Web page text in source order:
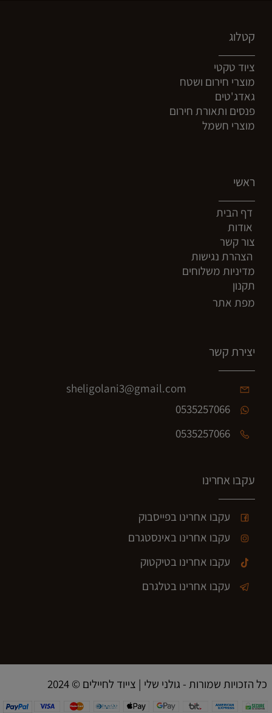
קטלוג
ציוד טקטי
מוצרי חירום ושטח
גאדג'טים
פנסים ותאורת חירום
מוצרי חשמל
ראשי
דף הבית
אודות
צור קשר
הצהרת נגישות
מדיניות משלוחים
תקנון
מפת אתר
יצירת קשר
sheligolani3@gmail.com
0535257066
0535257066
עקבו אחרינו
עקבו אחרינו בפייסבוק
עקבו אחרינו באינסטגרם
עקבו אחרינו בטיקטוק
עקבו אחרינו בטלגרם